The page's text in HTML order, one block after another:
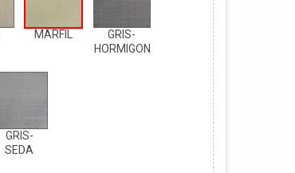
MARFIL
GRIS-
HORMIGON
GRIS-
SEDA